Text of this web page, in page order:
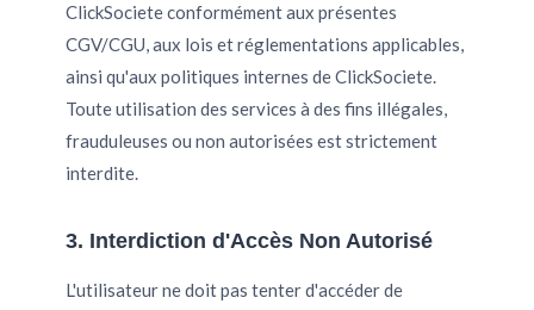
ClickSociete conformément aux présentes
CGV/CGU, aux lois et réglementations applicables,
ainsi qu'aux politiques internes de ClickSociete.
Toute utilisation des services à des fins illégales,
frauduleuses ou non autorisées est strictement
interdite.
3. Interdiction d'Accès Non Autorisé
L'utilisateur ne doit pas tenter d'accéder de